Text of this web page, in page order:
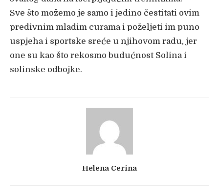
Sve što možemo je samo i jedino čestitati ovim
predivnim mladim curama i poželjeti im puno
uspjeha i sportske sreće u njihovom radu, jer
one su kao što rekosmo budućnost Solina i
solinske odbojke.
Helena Cerina